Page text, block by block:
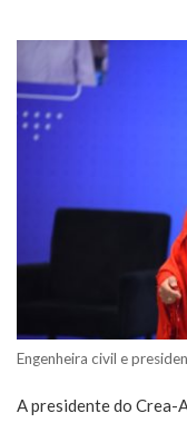
Engenheira civil e
A presidente do Crea-